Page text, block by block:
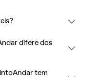
difere dos
tem